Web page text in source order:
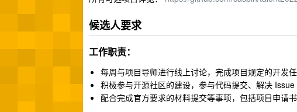
候选人要求
工作职责：
每周与项目导师进行线上讨论，完成项目规定的开发
积极参与开源社区的建设，参与代码提交、解决 Issue
配合完成官方要求的材料提交等事项，包括项目申请